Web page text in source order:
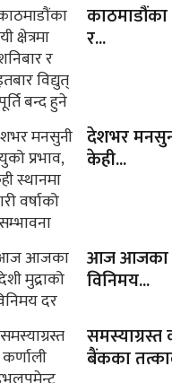
काठमाडौंका
र...
देशभर
केही...
आज आजका
विनिमय...
बैंकका